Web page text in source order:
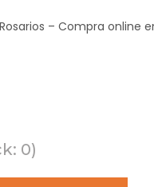
– Compra online
0)